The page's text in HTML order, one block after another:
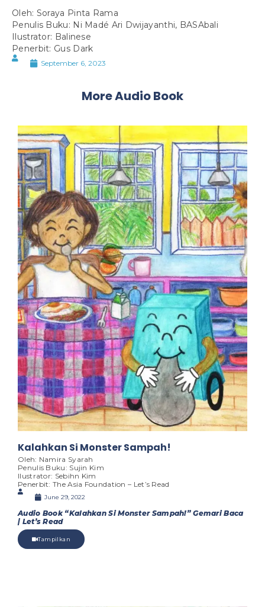
Oleh: Soraya Pinta Rama
Penulis Buku: Ni Madé Ari Dwijayanthi, BASAbali
Ilustrator: Balinese
Penerbit: Gus Dark
September 6, 2023
More Audio Book
Kalahkan Si Monster Sampah!
Oleh: Namira Syarah
Penulis Buku: Sujin Kim
Ilustrator: Sebihn Kim
Penerbit: The Asia Foundation – Let’s Read
June 29, 2022
Audio Book “Kalahkan Si Monster Sampah!” Gemari Baca
| Let’s Read
Tampilkan